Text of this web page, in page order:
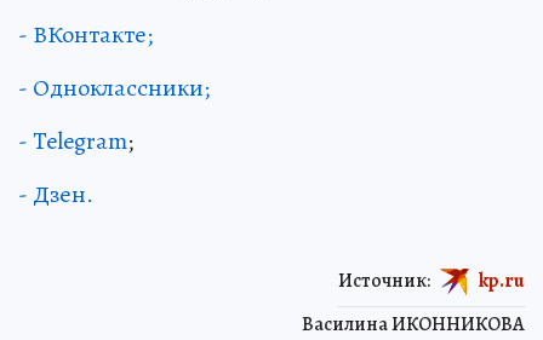
- ВКонтакте;
- Одноклассники;
- Telegram;
- Дзен.
Василина ИКОННИКОВА
Источник: kp.ru